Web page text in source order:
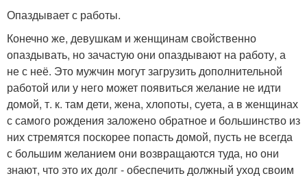
Опаздывает с работы.
Конечно же, девушкам и женщинам свойственно
опаздывать, но зачастую они опаздывают на работу, а
не с неё. Это мужчин могут загрузить дополнительной
работой или у него может появиться желание не идти
домой, т. к. там дети, жена, хлопоты, суета, а в женщинах
с самого рождения заложено обратное и большинство из
них стремятся поскорее попасть домой, пусть не всегда
с большим желанием они возвращаются туда, но они
знают, что это их долг - обеспечить должный уход своим